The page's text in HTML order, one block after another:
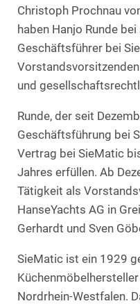
Christoph Prochnau
haben Hanjo Runde
Geschäftsführer bei
und
Runde, der seit
Geschäftsführung bei
Vertrag bei SieMatic
Jahres erfüllen. Ab
Tätigkeit als
HanseYachts AG in
Gerhardt und Sven
SieMatic ist ein 1929
Nordrhein-Westfalen.